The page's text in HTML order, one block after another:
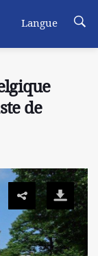
Langue
de